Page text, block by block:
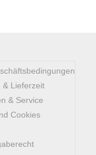
& Lieferzeit
& Service
Cookies